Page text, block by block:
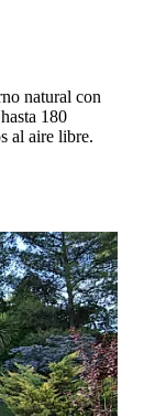
natural con
180
al aire libre.